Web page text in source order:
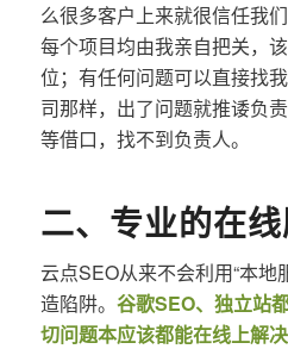
么很多客户上来就很信任我
每个项目均由我亲自把关，
位；有任何问题可以直接找
司那样，出了问题就推诿负
等借口，找不到负责人。
二、专业的在
云点SEO从来不会利用“本地
造陷阱。 谷歌SEO、独立站
切问题本应该都能在线上解决